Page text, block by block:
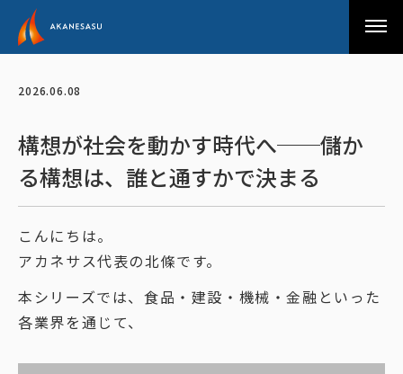
アカネサス
2026.06.08
構想が社会を動かす時代へ──儲か
る構想は、誰と通すかで決まる
こんにちは。
アカネサス代表の北條です。
本シリーズでは、食品・建設・機械・金融といった
各業界を通じて、